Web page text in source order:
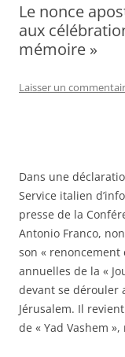
Le nonce
aux
mémoire »
Laisser un
Dans une
Service italien
presse de la
Antonio Franco,
son «
annuelles de la «
devant se dérouler
Jérusalem. Il
de « Yad Vashem